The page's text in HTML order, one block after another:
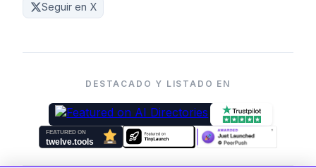
Seguir en X
DESTACADO Y LISTADO EN